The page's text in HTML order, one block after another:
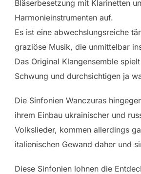
Bläserbesetzung mit Klarinetten
Harmonieinstrumenten auf.
Es ist eine abwechslungsreiche
graziöse Musik, die unmittelbar
Das Original Klangensemble
Schwung und durchsichtigen ja
Die Sinfonien Wanczuras
ihrem Einbau ukrainischer und
Volkslieder, kommen allerdings
italienischen Gewand daher und
Diese Sinfonien lohnen die